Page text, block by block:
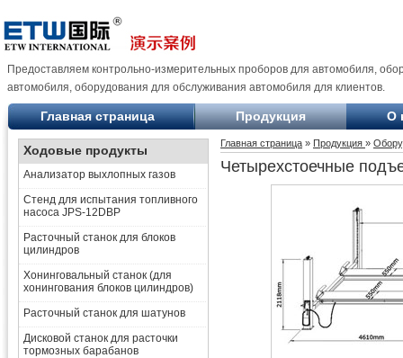
Предоставляем контрольно-измерительных проборов для автомобиля,
автомобиля, оборудования для обслуживания автомобиля для клиентов.
Главная страница Продукция О
Ходовые продукты
Анализатор выхлопных газов
Стенд для испытания топливного
насоса JPS-12DBP
Расточный станок для блоков
цилиндров
Хонинговальный станок (для
хонингования блоков цилиндров)
Расточный станок для шатунов
Дисковой станок для расточки
тормозных барабанов
Главная страница » Продукция »
Четырехстоечные